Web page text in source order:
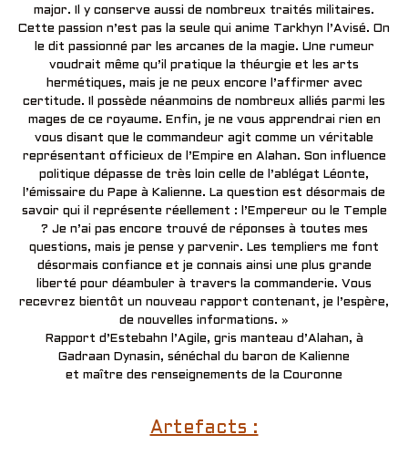
major. Il y conserve aussi de nombreux traités militaires.
Cette passion n’est pas la seule qui anime Tarkhyn l’Avisé. On
le dit passionné par les arcanes de la magie. Une rumeur
voudrait même qu’il pratique la théurgie et les arts
hermétiques, mais je ne peux encore l’affirmer avec
certitude. Il possède néanmoins de nombreux alliés parmi les
mages de ce royaume. Enfin, je ne vous apprendrai rien en
vous disant que le commandeur agit comme un véritable
représentant officieux de l’Empire en Alahan. Son influence
politique dépasse de très loin celle de l’ablégat Léonte,
l’émissaire du Pape à Kalienne. La question est désormais de
savoir qui il représente réellement : l’Empereur ou le Temple
? Je n’ai pas encore trouvé de réponses à toutes mes
questions, mais je pense y parvenir. Les templiers me font
désormais confiance et je connais ainsi une plus grande
liberté pour déambuler à travers la commanderie. Vous
recevrez bientôt un nouveau rapport contenant, je l’espère,
de nouvelles informations. »
Rapport d’Estebahn l’Agile, gris manteau d’Alahan, à
Gadraan Dynasin, sénéchal du baron de Kalienne
et maître des renseignements de la Couronne
Artefacts :